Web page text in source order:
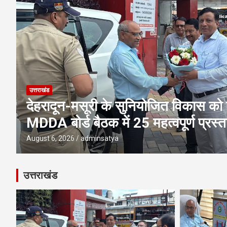
उत्तराखंड
एमडीडीए बोर्ड बैठक में 25 विकास
पूलिंग, पर्यटन, होटल, औद्योगिक भवन
परियोजनाओं पर अहम फैसले
August 6, 2026 adminsatya
उत्तराखंड